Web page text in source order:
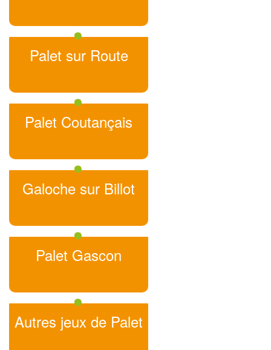
Palet sur Route
Palet Coutançais
Galoche sur Billot
Palet Gascon
Autres jeux de Palet